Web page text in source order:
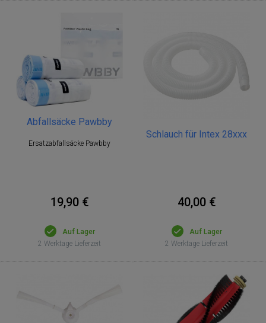
Abfallsäcke Pawbby
Ersatzabfallsäcke Pawbby
19,90 €
Auf Lager
2 Werktage Lieferzeit
Schlauch für Intex 28xxx
40,00 €
Auf Lager
2 Werktage Lieferzeit